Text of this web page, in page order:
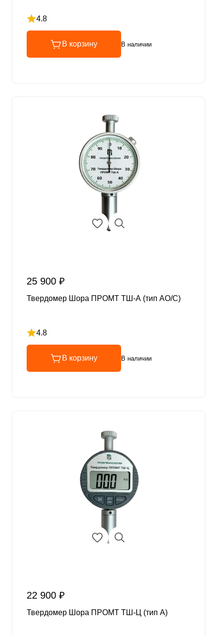
4.8
Рейтинг 4.8 из 5
В корзину В наличии
25 900 ₽
Твердомер Шора ПРОМТ ТШ-А (тип АО/С)
4.8
Рейтинг 4.8 из 5
В корзину В наличии
22 900 ₽
Твердомер Шора ПРОМТ ТШ-Ц (тип А)